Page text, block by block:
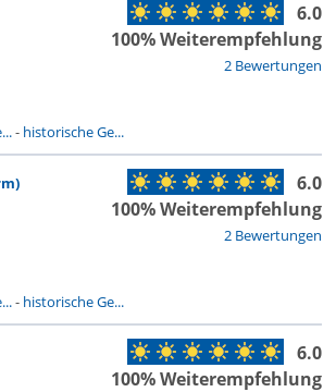
2 Bewertungen
6.0
100% Weiterempfehlung
- historische Ge...
2 Bewertungen
6.0
100% Weiterempfehlung
- historische Ge...
6.0
100% Weiterempfehlung